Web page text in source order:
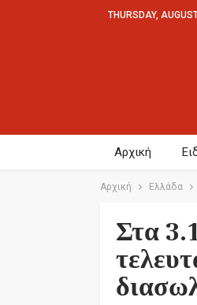
THURSDAY,
Αρχική
Αρχική Ελλάδα
Στα